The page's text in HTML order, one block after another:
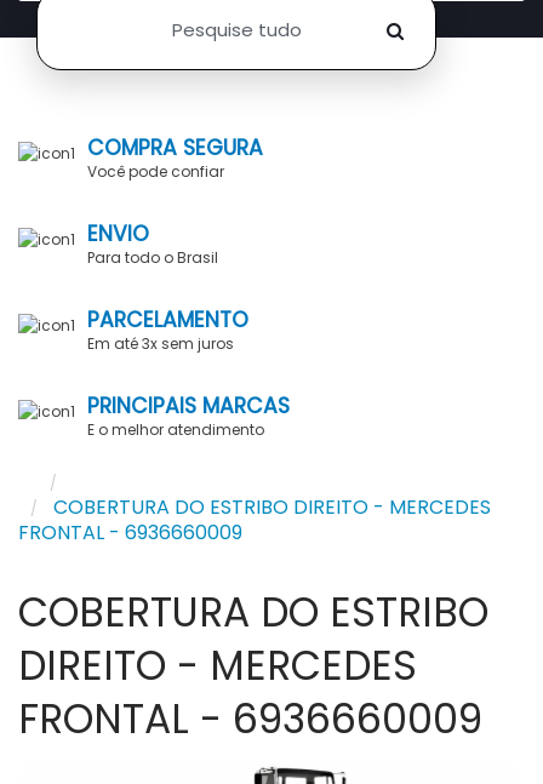
COMPRA SEGURA
Você pode confiar
ENVIO
Para todo o Brasil
PARCELAMENTO
Em até 3x sem juros
PRINCIPAIS MARCAS
E o melhor atendimento
COBERTURA DO ESTRIBO DIREITO - MERCEDES
FRONTAL - 6936660009
COBERTURA DO ESTRIBO
DIREITO - MERCEDES
FRONTAL - 6936660009